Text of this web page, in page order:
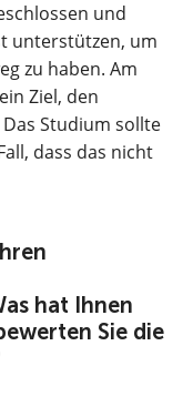
und
unterstützen, um
zu haben. Am
Ziel, den
Studium sollte
dass das nicht
hat Ihnen
Sie die